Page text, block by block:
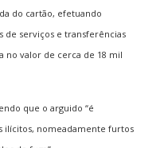
do cartão, efetuando
de serviços e transferências
no valor de cerca de 18 mil
que o arguido “é
ilícitos, nomeadamente furtos